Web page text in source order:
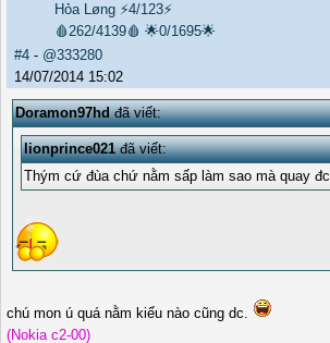
Hỏa Løng ⚡4/123⚡
🩸262/4139🩸 🌟0/1695🌟
#4 - @333280
14/07/2014 15:02
Doramon97hdđã viết:
lionprince021đã viết:
Thým cứ đùa chứ nằm sấp làm sao mà quay đc
chú mon ú quá nằm kiểu nào cũng dc.
(Nokia c2-00)